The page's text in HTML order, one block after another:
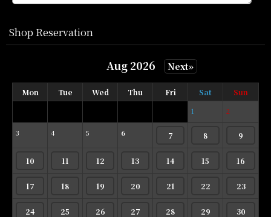
Shop Reservation
Aug 2026 Next»
Mon Tue Wed Thu Fri Sat Sun
1 2
3 4 5 6 7 8 9
10 11 12 13 14 15 16
17 18 19 20 21 22 23
24 25 26 27 28 29 30